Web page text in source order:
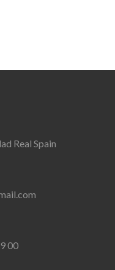
Real Spain
00